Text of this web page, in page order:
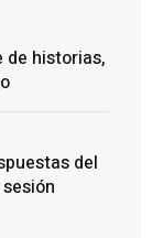
de historias,
del